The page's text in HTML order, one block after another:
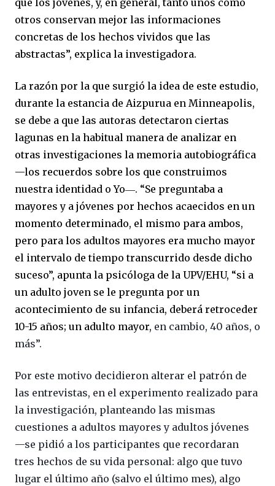
que los jóvenes, y, en general, tanto unos como
otros conservan mejor las informaciones
concretas de los hechos vividos que las
abstractas”, explica la investigadora.
La razón por la que surgió la idea de este estudio,
durante la estancia de Aizpurua en Minneapolis,
se debe a que las autoras detectaron ciertas
lagunas en la habitual manera de analizar en
otras investigaciones la memoria autobiográfica
—los recuerdos sobre los que construimos
nuestra identidad o Yo―. “Se preguntaba a
mayores y a jóvenes por hechos acaecidos en un
momento determinado, el mismo para ambos,
pero para los adultos mayores era mucho mayor
el intervalo de tiempo transcurrido desde dicho
suceso”, apunta la psicóloga de la UPV/EHU, “si a
un adulto joven se le pregunta por un
acontecimiento de su infancia, deberá retroceder
10-15 años; un adulto mayor, en cambio, 40 años, o
más”.
Por este motivo decidieron alterar el patrón de
las entrevistas, en el experimento realizado para
la investigación, planteando las mismas
cuestiones a adultos mayores y adultos jóvenes
—se pidió a los participantes que recordaran
tres hechos de su vida personal: algo que tuvo
lugar el último año (salvo el último mes), algo